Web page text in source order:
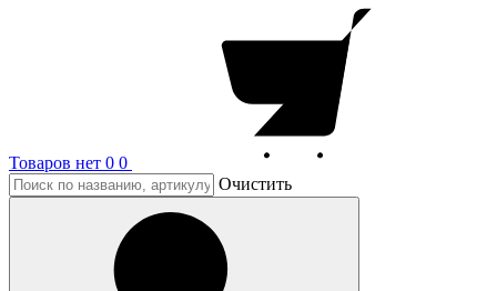
Товаров нет 0 0
Очистить